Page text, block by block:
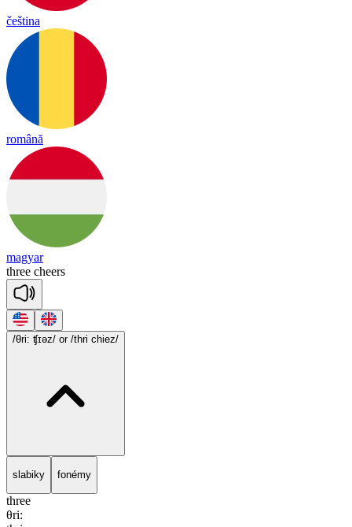
čeština
română
magyar
three cheers
/θri: ʧɪəz/ or /thri chiez/
slabiky fonémy
three
θri: